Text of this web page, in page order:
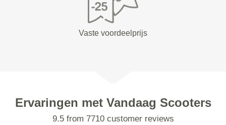
Vaste voordeelprijs
Ervaringen met Vandaag Scooters
9.5 from 7710 customer reviews